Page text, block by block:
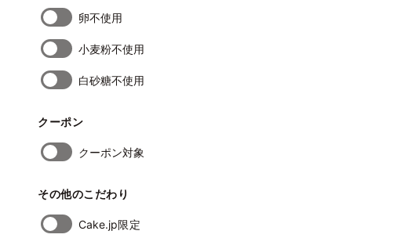
卵不使用
小麦粉不使用
白砂糖不使用
クーポン
クーポン対象
その他のこだわり
Cake.jp限定